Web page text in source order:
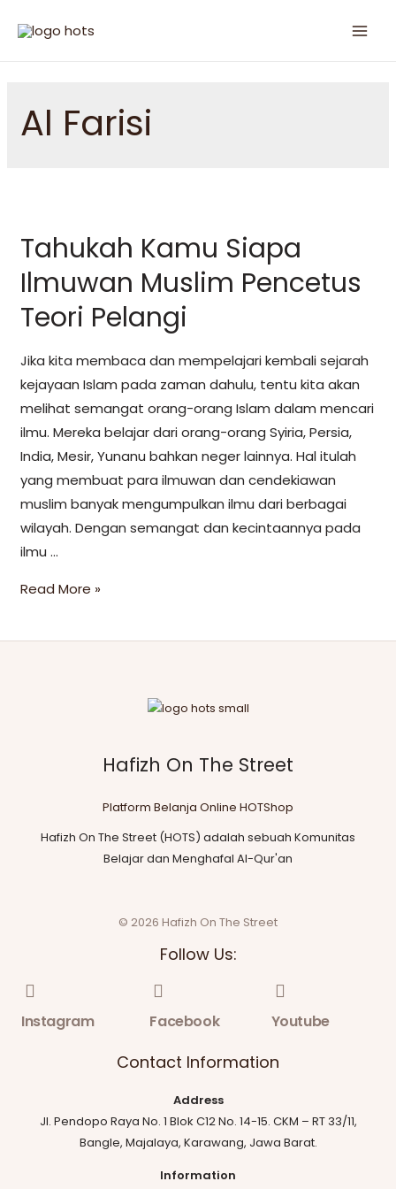
Al Farisi
Tahukah Kamu Siapa
Ilmuwan Muslim Pencetus
Teori Pelangi
Jika kita membaca dan mempelajari kembali sejarah
kejayaan Islam pada zaman dahulu, tentu kita akan
melihat semangat orang-orang Islam dalam mencari
ilmu. Mereka belajar dari orang-orang Syiria, Persia,
India, Mesir, Yunanu bahkan neger lainnya. Hal itulah
yang membuat para ilmuwan dan cendekiawan
muslim banyak mengumpulkan ilmu dari berbagai
wilayah. Dengan semangat dan kecintaannya pada
ilmu …
Read More »
Hafizh On The Street
Platform Belanja Online HOTShop
Hafizh On The Street (HOTS) adalah sebuah Komunitas
Belajar dan Menghafal Al-Qur'an
© 2026 Hafizh On The Street
Follow Us:
Instagram Facebook Youtube
Contact Information
Address
Jl. Pendopo Raya No. 1 Blok C12 No. 14-15. CKM – RT 33/11,
Bangle, Majalaya, Karawang, Jawa Barat.
Information